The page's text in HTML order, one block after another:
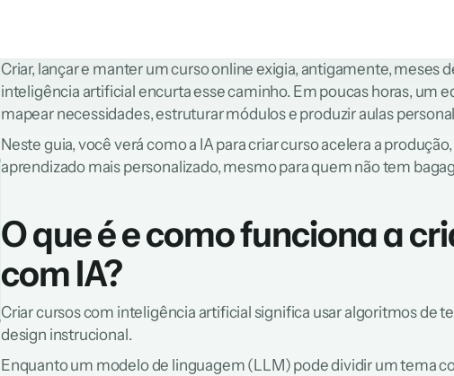
Criar, lançar e manter um curso online exigia, antigamente, meses
inteligência artificial encurta esse caminho. Em poucas horas, um
mapear necessidades, estruturar módulos e produzir aulas
Neste guia, você verá como a IA para criar curso acelera a
aprendizado mais personalizado, mesmo para quem não tem
O que é e como funciona a
com IA?
Criar cursos com inteligência artificial significa usar algoritmos de
design instrucional.
Enquanto um modelo de linguagem (LLM) pode dividir um tema